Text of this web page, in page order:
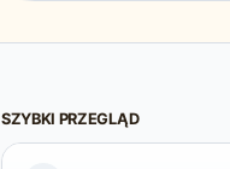
SZYBKI PRZEGLĄD